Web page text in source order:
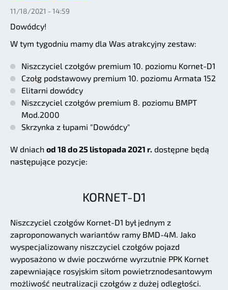
11/18/2021 - 14:59
Dowódcy!
W tym tygodniu mamy dla Was atrakcyjny zestaw:
Niszczyciel czołgów premium 10. poziomu Kornet-D1
Czołg podstawowy premium 10. poziomu Armata 152
Elitarni dowódcy
Niszczyciel czołgów premium 8. poziomu BMPT
Mod.2000
Skrzynka z łupami "Dowódcy"
W dniach od 18 do 25 listopada 2021 r. dostępne będą
następujące pozycje:
KORNET-D1
Niszczyciel czołgów Kornet-D1 był jednym z
zaproponowanych wariantów ramy BMD-4M. Jako
wyspecjalizowany niszczyciel czołgów pojazd
wyposażono w dwie poczwórne wyrzutnie PPK Kornet
zapewniające rosyjskim siłom powietrznodesantowym
możliwość neutralizacji czołgów z dużej odległości.